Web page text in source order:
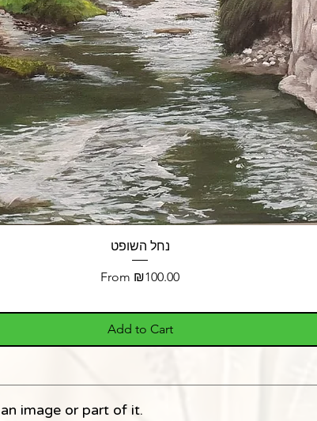
נחל השופט
From ₪100.00
Sale Price
Add to Cart
image or part of it.